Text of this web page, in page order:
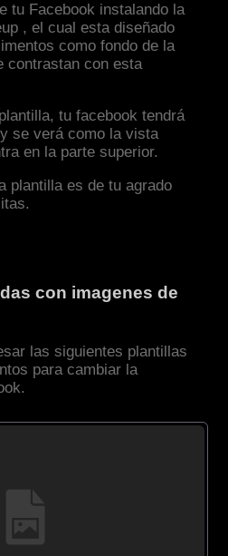
tu Facebook instalando la
, el cual esta diseñado
como fondo de la
contrastan con esta
tu facebook tendrá
se verá como la vista
en la parte superior.
plantilla es de tu agrado
con imagenes de
las siguientes plantillas
para cambiar la